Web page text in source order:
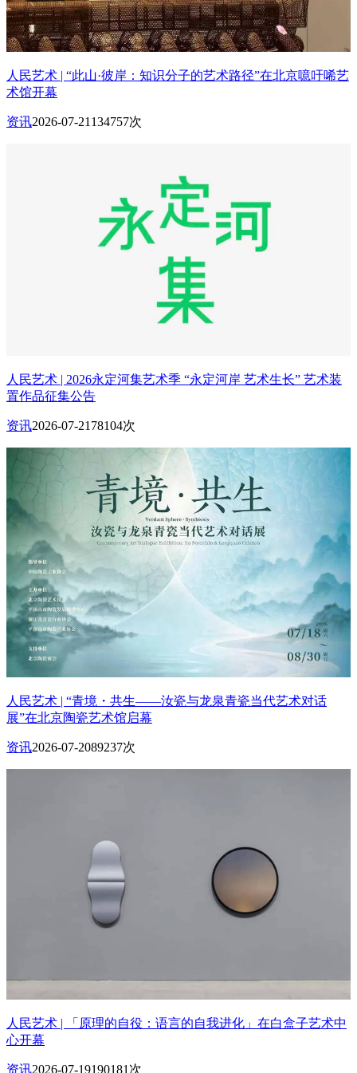
人民艺术 | “此山·彼岸：知识分子的艺术路径”在北京噫吁唏艺
术馆开幕
资讯2026-07-21 134757次
人民艺术 | 2026永定河集艺术季 “永定河岸 艺术生长” 艺术装
置作品征集公告
资讯2026-07-21 78104次
人民艺术 | “青境・共生——汝瓷与龙泉青瓷当代艺术对话
展”在北京陶瓷艺术馆启幕
资讯2026-07-2089237次
人民艺术 | 「原理的自役：语言的自我进化」在白盒子艺术中
心开幕
资讯2026-07-19190181次